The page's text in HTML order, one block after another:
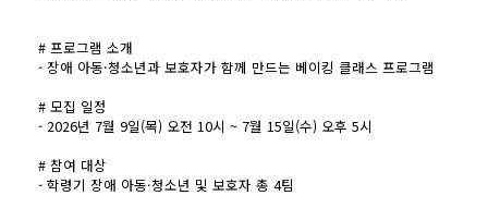
# 프로그램 소개
- 장애 아동·청소년과 보호자가 함께 만드는 베이킹 클래스 프로그램
# 모집 일정
- 2026년 7월 9일(목) 오전 10시 ~ 7월 15일(수) 오후 5시
# 참여 대상
- 학령기 장애 아동·청소년 및 보호자 총 4팀